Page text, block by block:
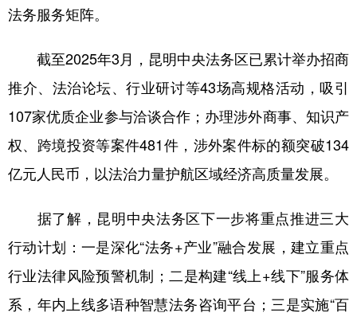
法务服务矩阵。
截至2025年3月，昆明中央法务区已累计举办招商
推介、法治论坛、行业研讨等43场高规格活动，吸引
107家优质企业参与洽谈合作；办理涉外商事、知识产
权、跨境投资等案件481件，涉外案件标的额突破134
亿元人民币，以法治力量护航区域经济高质量发展。
据了解，昆明中央法务区下一步将重点推进三大
行动计划：一是深化“法务+产业”融合发展，建立重点
行业法律风险预警机制；二是构建“线上+线下”服务体
系，年内上线多语种智慧法务咨询平台；三是实施“百